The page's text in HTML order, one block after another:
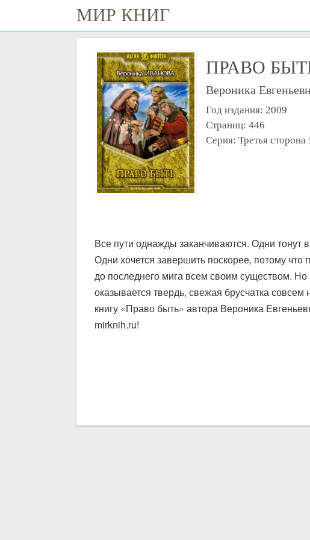
МИР КНИГ
ПРАВО
Вероника
Год издания: 2009
Страниц: 446
Серия: Третья сторона
Все пути однажды заканчиваются. Одни тонут
Одни хочется завершить поскорее, потому
до последнего мига всем своим существом.
оказывается твердь, свежая брусчатка
книгу «Право быть» автора Вероника
mirknih.ru!